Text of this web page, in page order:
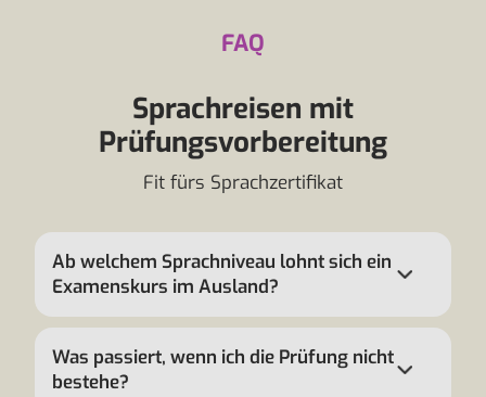
FAQ
Sprachreisen mit
Prüfungsvorbereitung
Fit fürs Sprachzertifikat
Ab welchem Sprachniveau lohnt sich ein
Examenskurs im Ausland?
Was passiert, wenn ich die Prüfung nicht
bestehe?